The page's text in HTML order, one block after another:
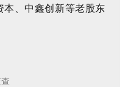
、中鑫创新等老股东